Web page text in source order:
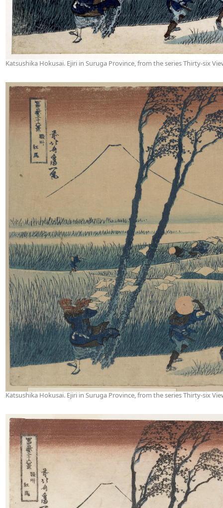
Katsushika Hokusai. Ejiri in Suruga Province, from the series Thirty-six
Katsushika Hokusai. Ejiri in Suruga Province, from the series Thirty-six